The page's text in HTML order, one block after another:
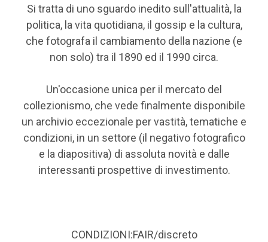
Si tratta di uno sguardo inedito sull'attualità, la
politica, la vita quotidiana, il gossip e la cultura,
che fotografa il cambiamento della nazione (e
non solo) tra il 1890 ed il 1990 circa.
Un'occasione unica per il mercato del
collezionismo, che vede finalmente disponibile
un archivio eccezionale per vastità, tematiche e
condizioni, in un settore (il negativo fotografico
e la diapositiva) di assoluta novità e dalle
interessanti prospettive di investimento.
CONDIZIONI:FAIR/discreto